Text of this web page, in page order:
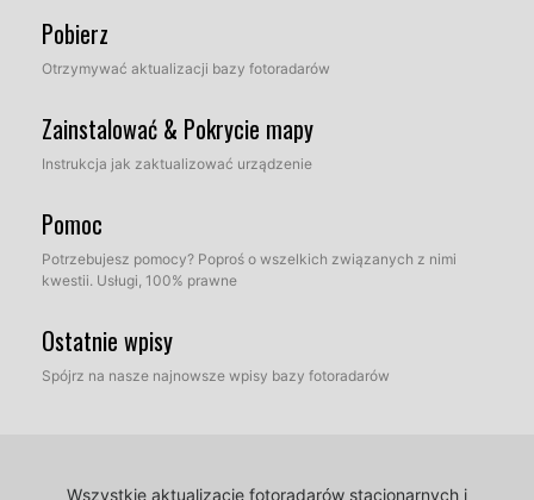
Pobierz
Otrzymywać aktualizacji bazy fotoradarów
Zainstalować & Pokrycie mapy
Instrukcja jak zaktualizować urządzenie
Pomoc
Potrzebujesz pomocy? Poproś o wszelkich związanych z nimi
kwestii. Usługi, 100% prawne
Ostatnie wpisy
Spójrz na nasze najnowsze wpisy bazy fotoradarów
Wszystkie aktualizacje fotoradarów stacjonarnych i